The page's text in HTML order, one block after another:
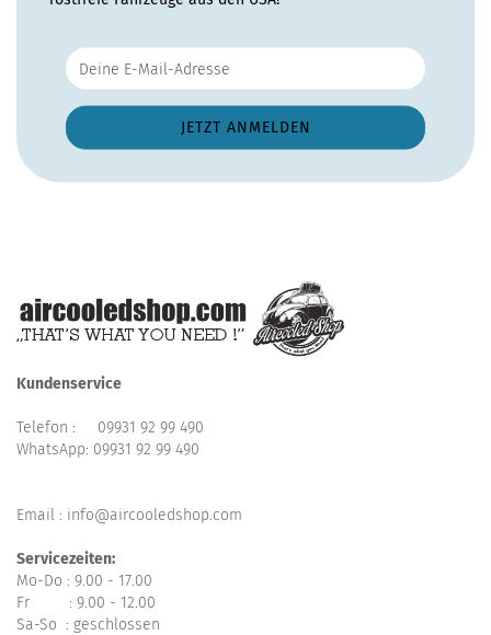
Kundenservice
Telefon : 09931 92 99 490
WhatsApp: 09931 92 99 490
Email : info@aircooledshop.com
Servicezeiten:
Mo-Do : 9.00 - 17.00
Fr : 9.00 - 12.00
Sa-So : geschlossen